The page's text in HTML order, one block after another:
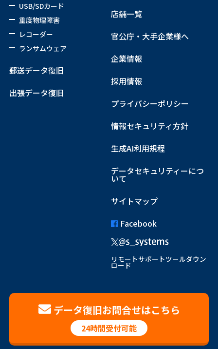
USB/SDカード
重度物理障害
レコーダー
ランサムウェア
郵送データ復旧
出張データ復旧
店舗一覧
官公庁・大手企業様へ
企業情報
採用情報
プライバシーポリシー
情報セキュリティ方針
生成AI利用規程
データセキュリティーにつ
いて
サイトマップ
Facebook
リモートサポートツールダウン
ロード
データ復旧お問合せはこちら
24時間受付可能